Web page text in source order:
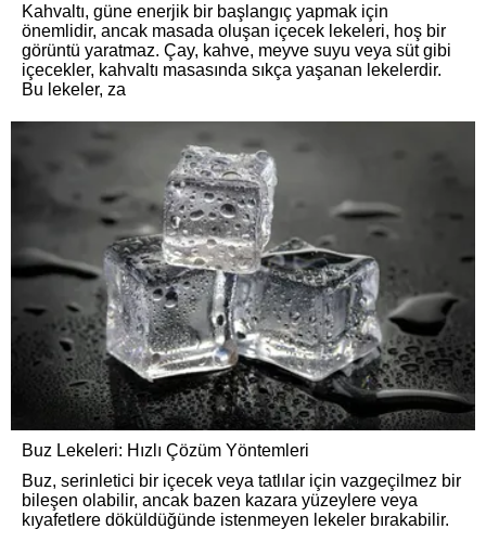
Kahvaltı, güne enerjik bir başlangıç yapmak için
önemlidir, ancak masada oluşan içecek lekeleri, hoş bir
görüntü yaratmaz. Çay, kahve, meyve suyu veya süt gibi
içecekler, kahvaltı masasında sıkça yaşanan lekelerdir.
Bu lekeler, za
Buz Lekeleri: Hızlı Çözüm Yöntemleri
Buz, serinletici bir içecek veya tatlılar için vazgeçilmez bir
bileşen olabilir, ancak bazen kazara yüzeylere veya
kıyafetlere döküldüğünde istenmeyen lekeler bırakabilir.